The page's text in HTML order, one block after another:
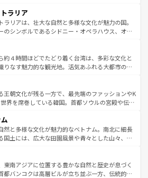
ーオーリンズでは、音楽と美食が融合した独特の
力。旅行者はアメリカの各地域で異なる魅力を楽
ら、その多様性と豊かな歴史を感じることができ
な旅のスタイルだ。 なお、新着のアメリカ
ンテンツ一覧を参照してほしい。
見逃せない。また、定番の観光地といえばオアフ
静かな自然を求めるならマウイ島やカウアイ島が
。エメラルドグリーンに輝く海をはじめ、豊かな
てなしの心で訪れる人々を迎えてくれるハワイの
いしいローカルフードやハワイアンミュージッ
的なフラダンスなど、すべてがハワイの魅力を彩
味わってほしい。 なお、新着のハワイ情報
ンツ一覧を参照してほしい。
ラリア
ラリアは、壮大な自然と多様な文化が魅力の国。
のシンボルであるシドニー・オペラハウス、オー
フや大陸中央部にそびえるウルル（エアーズロッ
スマニアの美しい原生林やケアンズの熱帯雨林な
ころがたくさん。また、カフェやワイン、オージ
クティビティも充実しており、サーフィンやダイ
ハイキングなど、アウトドア好きにはたまらな
ストラリアの多彩な魅力を存分に味わいつくそ
ほしい。
約４時間ほどでたどり着く台湾は、多彩な文化と
りなす魅力的な観光地。活気あふれる大都市の台
ひつな山岳地帯である台湾東部など、都市の喧騒
静けさが共存しており、訪れる人に新しい発見と
たらしてくれる。また、奥深い台湾の食文化も魅
いと評判のスイーツなど、バラエティ豊かな料理
が味わえる。 なお、新着の台湾情報は コンテンツ一覧を参
しい。
王朝文化が残る一方で、最先端のファッションやK
界を席巻している韓国。首都ソウルの宮殿や伝統
に足を延ばせば四季折々の自然美を楽しむことが
そして、キムチや焼肉、絶品のストリートフード
まざまな韓国料理が待っている。夜には、韓国な
包まれながら、韓国の多彩な魅力を心ゆくまで味
わってみてほしい。 なお、新着の韓国情報はコンテンツ一
してほしい。
然と多様な文化が魅力的なベトナム。南北に細長
国土には、広大な田園風景や青々とした山々、世
展と共に伝統が息づく。ハノイの古い町並みやホ
市のフランス統治時代の建物も、独特の雰囲気を
ている。また、バラエティの豊かさとおいしさで
東南アジアに位置する豊かな自然と歴史が息づく
都バンコクは高層ビルが立ち並ぶ一方、伝統的な